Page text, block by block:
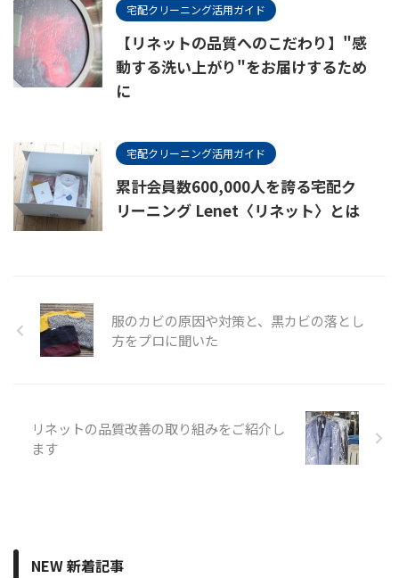
宅配クリーニング活用ガイド
【リネットの品質へのこだわり】"感
動する洗い上がり"をお届けするため
に
宅配クリーニング活用ガイド
累計会員数600,000人を誇る宅配ク
リーニング Lenet〈リネット〉とは
服のカビの原因や対策と、黒カビの落とし
方をプロに聞いた
リネットの品質改善の取り組みをご紹介し
ます
NEW 新着記事